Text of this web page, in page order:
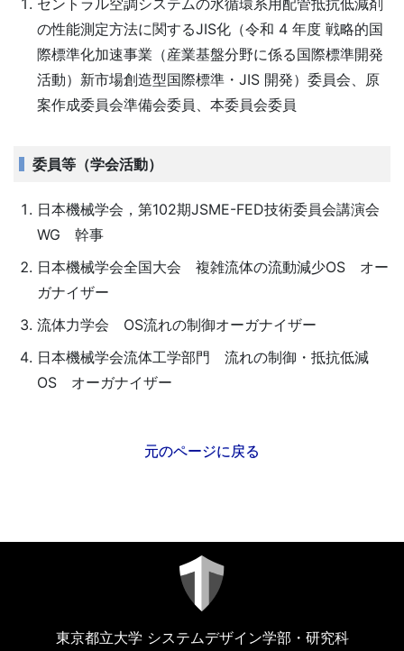
セントラル空調システムの水循環系用配管抵抗低減剤
の性能測定方法に関するJIS化（令和 4 年度 戦略的国
際標準化加速事業（産業基盤分野に係る国際標準開発
活動）新市場創造型国際標準・JIS 開発）委員会、原
案作成委員会準備会委員、本委員会委員
委員等（学会活動）
日本機械学会，第102期JSME-FED技術委員会講演会
WG 幹事
日本機械学会全国大会 複雑流体の流動減少OS オー
ガナイザー
流体力学会 OS流れの制御オーガナイザー
日本機械学会流体工学部門 流れの制御・抵抗低減
OS オーガナイザー
元のページに戻る
東京都立大学 システムデザイン学部・研究科